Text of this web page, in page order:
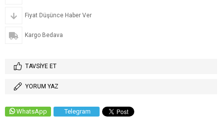
Fiyat Düşünce Haber Ver
Kargo Bedava
TAVSIYE ET
YORUM YAZ
WhatsApp Telegram